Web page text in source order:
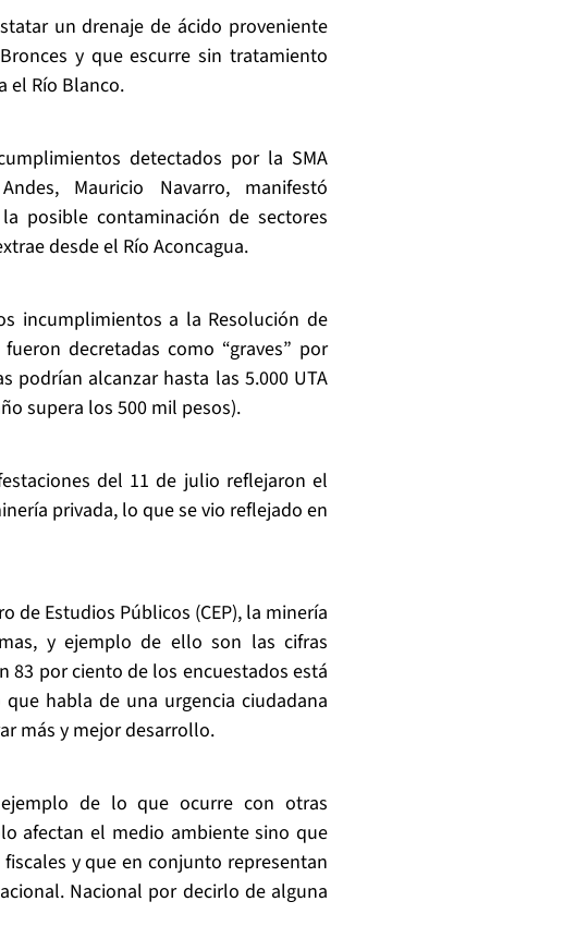
un drenaje de ácido proveniente
y que escurre sin tratamiento
el Río Blanco.
detectados por la SMA
Mauricio Navarro, manifestó
posible contaminación de sectores
desde el Río Aconcagua.
incumplimientos a la Resolución de
decretadas como “graves” por
alcanzar hasta las 5.000 UTA
supera los 500 mil pesos).
del 11 de julio reflejaron el
privada, lo que se vio reflejado en
de Estudios Públicos (CEP), la minería
y ejemplo de ello son las cifras
83 por ciento de los encuestados está
habla de una urgencia ciudadana
más y mejor desarrollo.
de lo que ocurre con otras
afectan el medio ambiente sino que
y que en conjunto representan
Nacional por decirlo de alguna